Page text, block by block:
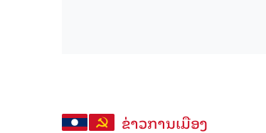
ຂ່າວການເມືອງ